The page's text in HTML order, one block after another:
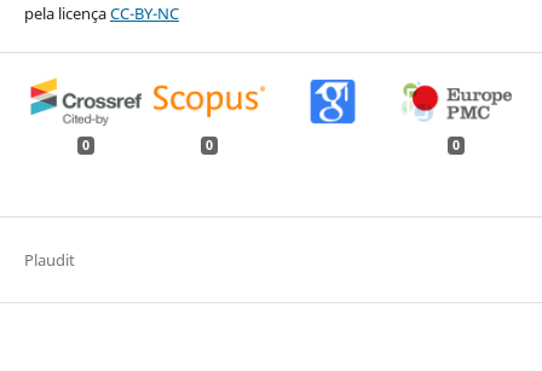
pela licençaCC-BY-NC
0 0 0
Plaudit